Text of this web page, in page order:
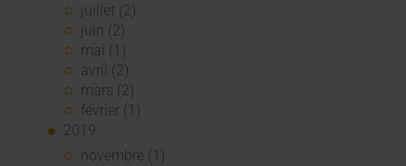
juillet (2)
juin (2)
mai (1)
avril (2)
mars (2)
février (1)
2019
novembre (1)